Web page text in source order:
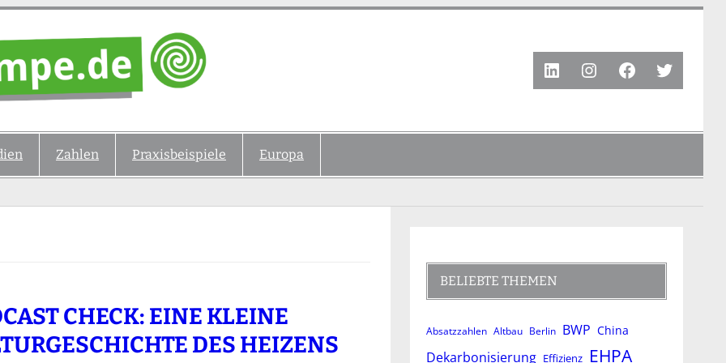
LinkedInInstagram
Facebook
Twitter
Zahlen Praxisbeispiele Europa
CHECK: EINE KLEINE
DES HEIZENS
BELIEBTE THEMEN
Absatzzahlen Altbau Berlin BWP China
Dekarbonisierung Effizienz EHPA